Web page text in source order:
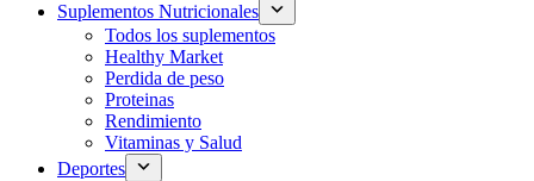
Suplementos Nutricionales
Todos los suplementos
Healthy Market
Perdida de peso
Proteinas
Rendimiento
Vitaminas y Salud
Deportes